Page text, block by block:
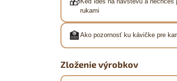
rukami
🏫Ako pozornosť ku kávičke pre
Zloženie výrobkov